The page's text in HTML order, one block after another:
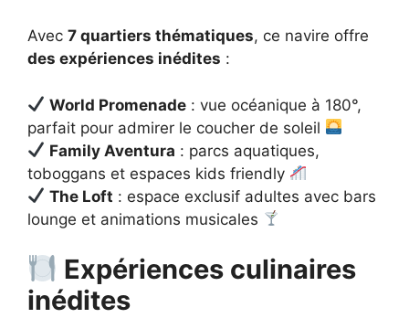
Avec 7 quartiers thématiques, ce navire offre
des expériences inédites :
World Promenade : vue océanique à 180°,
parfait pour admirer le coucher de soleil
Family Aventura : parcs aquatiques,
toboggans et espaces kids friendly
The Loft : espace exclusif adultes avec bars
lounge et animations musicales
Expériences culinaires
inédites